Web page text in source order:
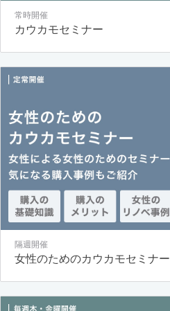
常時開催
カウカモセミナー
隔週開催
女性のためのカウカモセミナー